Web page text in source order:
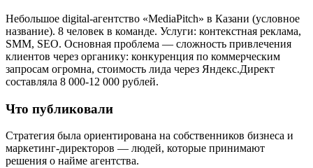
Небольшое digital-агентство «MediaPitch» в Казани (условное
название). 8 человек в команде. Услуги: контекстная реклама,
SMM, SEO. Основная проблема — сложность привлечения
клиентов через органику: конкуренция по коммерческим
запросам огромна, стоимость лида через Яндекс.Директ
составляла 8 000-12 000 рублей.
Что публиковали
Стратегия была ориентирована на собственников бизнеса и
маркетинг-директоров — людей, которые принимают
решения о найме агентства.